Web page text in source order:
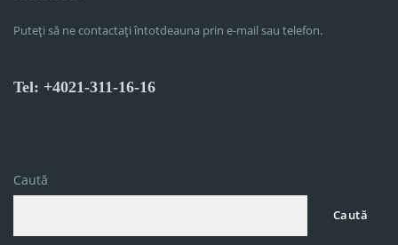
Puteți să ne contactați întotdeauna prin e-mail sau telefon.
Tel: +4021-311-16-16
Caută
Caută